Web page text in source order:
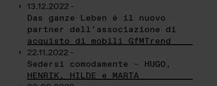
13.12.2022 -
Das ganze Leben è il nuovo
partner dell’associazione di
acquisto di mobili GfMTrend
22.11.2022 -
Sedersi comodamente – HUGO,
HENRIK, HILDE e MARTA